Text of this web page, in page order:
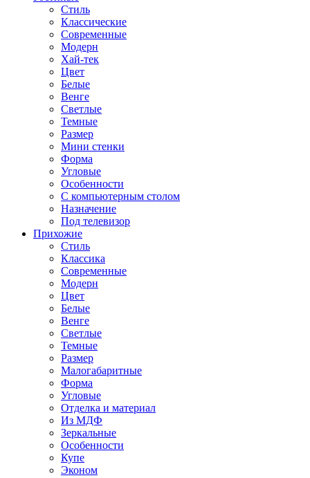
Стиль
Классические
Современные
Модерн
Хай-тек
Цвет
Белые
Венге
Светлые
Темные
Размер
Мини стенки
Форма
Угловые
Особенности
С компьютерным столом
Назначение
Под телевизор
Прихожие
Стиль
Классика
Современные
Модерн
Цвет
Белые
Венге
Светлые
Темные
Размер
Малогабаритные
Форма
Угловые
Отделка и материал
Из МДФ
Зеркальные
Особенности
Купе
Эконом